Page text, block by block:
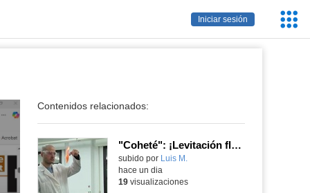
Iniciar sesión
Contenidos relacionados:
"Coheté": ¡Levitación flamígera!
Contenido educativo.
subido por Luis M.
hace un dia
19visualizaciones